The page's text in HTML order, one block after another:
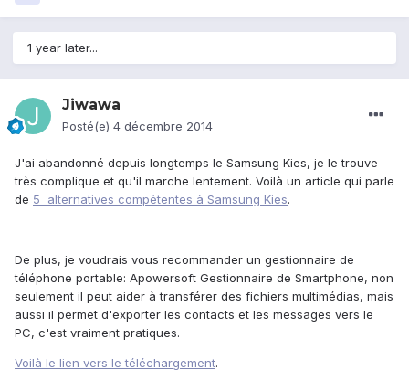
1 year later...
Jiwawa
Posté(e) 4 décembre 2014
J'ai abandonné depuis longtemps le Samsung Kies, je le trouve
très complique et qu'il marche lentement. Voilà un article qui parle
de 5 alternatives compétentes à Samsung Kies.
De plus, je voudrais vous recommander un gestionnaire de
téléphone portable: Apowersoft Gestionnaire de Smartphone, non
seulement il peut aider à transférer des fichiers multimédias, mais
aussi il permet d'exporter les contacts et les messages vers le
PC, c'est vraiment pratiques.
Voilà le lien vers le téléchargement.